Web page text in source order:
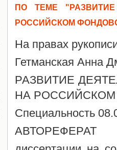
ПО ТЕМЕ
РОССИЙСКОМ
На правах
Гетманская Анна
РАЗВИТИЕ
НА
Специальность
АВТОРЕФЕРАТ